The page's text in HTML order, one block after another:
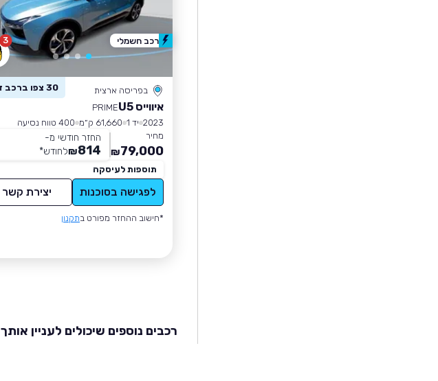
3
בפריסה ארצית 30 צפו ברכב זה
איווייס U5
PRIME
2023 יד 1 61,660 ק״מ
400 טווח נסיעה
מחיר
79,000
₪
החזר חודשי מ-
814
₪לחודש*
תוספות לעיסקה
לפגישה בסוכנות יצירת קשר
*חישוב ההחזר מפורט בתקנון
רכב חשמלי
רכבים נוספים שיכולים לעניין אותך